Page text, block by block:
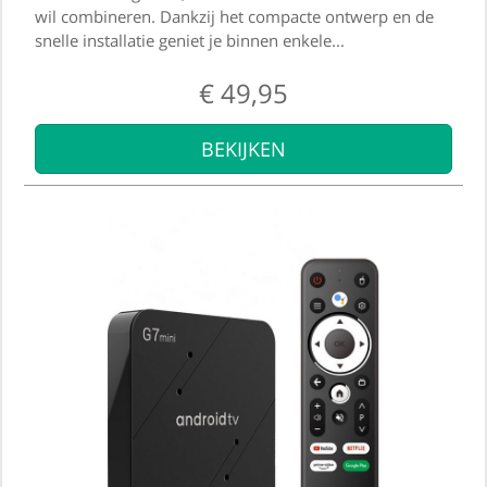
gebaseerd
op
wil combineren. Dankzij het compacte ontwerp en de
snelle installatie geniet je binnen enkele...
€49,95
BEKIJKEN